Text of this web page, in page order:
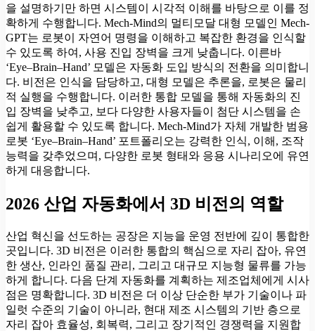
을 설명하기만 하면 시스템이 시각적 이해를 바탕으로 이를 정
확하게 수행합니다. Mech-Mind의 멀티모달 대형 모델인 Mech-
GPT는 로봇이 자연어 명령을 이해하고 복잡한 환경을 인식할
수 있도록 하여, 사용 진입 장벽을 크게 낮춥니다. 이른바
‘Eye–Brain–Hand’ 모델은 자동화 도입 방식의 전환을 의미합니
다. 비전은 인식을 담당하고, 대형 모델은 추론을, 로봇은 물리
적 실행을 수행합니다. 이러한 통합 모델을 통해 자동화의 진
입 장벽을 낮추고, 보다 다양한 사용자들이 첨단 시스템을 손
쉽게 활용할 수 있도록 합니다. Mech-Mind가 자체 개발한 범용
로봇 ‘Eye–Brain–Hand’ 포트폴리오는 강력한 인식, 이해, 조작
능력을 갖추었으며, 다양한 로봇 형태와 응용 시나리오에 유연
하게 대응합니다.
2026 산업 자동화에서 3D 비전의 역할
산업 혁신을 선도하는 공장은 지능을 운영 전반에 깊이 통합한
곳입니다. 3D 비전은 이러한 통합의 핵심으로 자리 잡아, 유연
한 생산, 인라인 품질 관리, 그리고 대규모 지능형 물류를 가능
하게 합니다. 다음 단계 자동화를 계획하는 제조업체에게 시사
점은 명확합니다. 3D 비전은 더 이상 단순한 부가 기술이나 파
일럿 수준의 기술이 아니라, 현대 제조 시스템의 기반 층으로
자리 잡아 효율성, 회복력, 그리고 장기적인 경쟁력을 지원합